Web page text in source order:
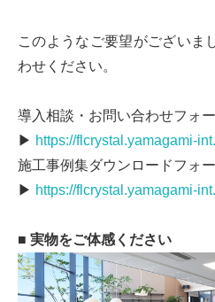
このようなご要望がございま
わせください。
導入相談・お問い合わせフォ
▶ https://flcrystal.yamagami-
施工事例集ダウンロードフォ
▶ https://flcrystal.yamagami-
■ 実物をご体感ください